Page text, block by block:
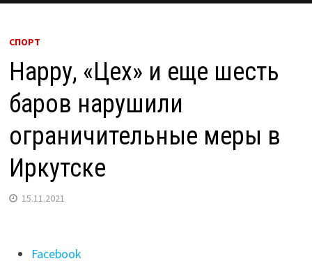
СПОРТ
Нарру, «Цех» и еще шесть
баров нарушили
ограничительные меры в
Иркутске
15.11.2021
Поделиться
Facebook